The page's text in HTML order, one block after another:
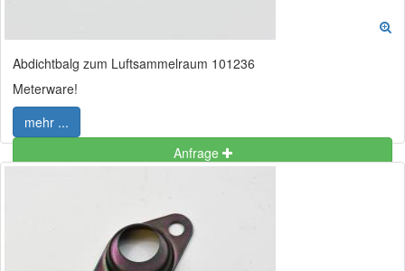
Abdichtbalg zum Luftsammelraum 101236
Meterware!
mehr ...
Anfrage